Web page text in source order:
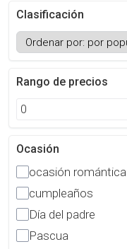
Clasificación
Rango de precios
Ocasión
ocasión romántica
cumpleaños
Día del padre
Pascua